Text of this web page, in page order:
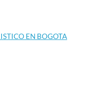
EN BOGOTA